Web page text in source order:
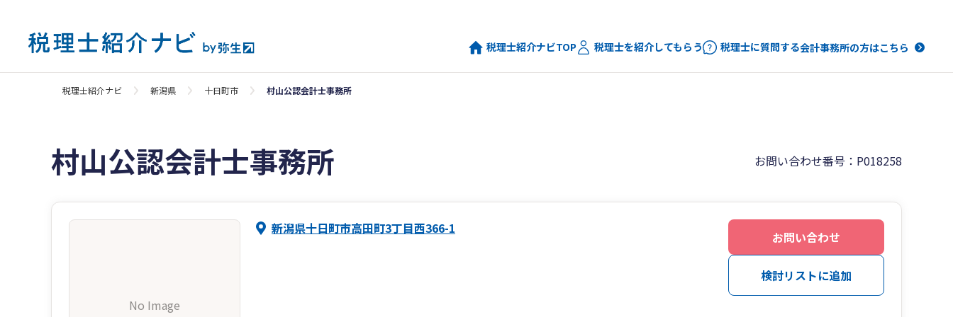
税理士紹介ナビTOP 税理士を紹介してもらう 税理士に質問する会計事務所の方はこちら
税理士紹介ナビ 新潟県 十日町市 村山公認会計士事務所
村山公認会計士事務所 お問い合わせ番号：P018258
No Image
新潟県十日町市高田町3丁目西366-1
お問い合わせ
検討リストに追加